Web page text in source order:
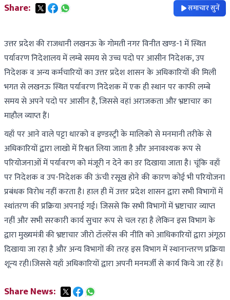
Share: समाचार सुनें
उत्तर प्रदेश की राजधानी लखनऊ के गोमती नगर विनीत खण्ड-1 में स्थित
पर्यावरण निदेशालय में लम्बे समय से उच्च पदो पर आसीन निदेशक, उप
निदेशक व अन्य कर्मचारियों का उत्तर प्रदेश शासन के अधिकारियों की मिली
भगत से लखनऊ स्थित पर्यावरण निदेशक में एक ही स्थान पर काफी लम्बे
समय से अपने पदो पर आसीन है, जिससे वहां अराजकता और भ्रष्टाचार का
माहौल व्याप्त हैं।
यहाँ पर आने वाले पट्टा धारको व इण्डस्ट्री के मालिको से मनमानी तरीके से
अधिकारियों द्वारा लाखो में रिश्वत लिया जाता है और अनावश्यक रूप से
परियोजनाओं में पर्यावरण को मंजूरी न देने का डर दिखाया जाता है। चूंकि वहाँ
पर निदेशक व उप-निदेशक की ऊंची रसूख होने की कारण कोई भी परियोजना
प्रबंधक विरोध नहीं करता है। हाल ही में उत्तर प्रदेश शासन द्वारा सभी विभागों में
स्थांतरण की प्रक्रिया अपनाई गई। जिससे कि सभी विभागों में भ्रष्टाचार व्याप्त
नहीं और सभी सरकारी कार्य सुचार रूप से चल रहा है लेकिन इस विभाग के
द्वारा मुख्यमंत्री की भ्रष्टाचार जीरो टॉलरेंस की नीति को आधिकारियों द्वारा अंगूठा
दिखाया जा रहा है और अन्य विभागों की तरह इस विभाग में स्थानान्तरण प्रक्रिया
शून्य रही।जिससे यहाँ अधिकारियों द्वारा अपनी मनमर्जी से कार्य किये जा रहें हैं।
Share News: